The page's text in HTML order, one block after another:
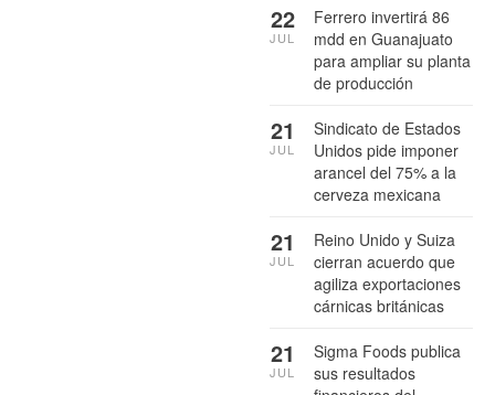
Ferrero invertirá 86
mdd en Guanajuato
para ampliar su planta
de producción
22
JUL
Sindicato de Estados
Unidos pide imponer
arancel del 75% a la
cerveza mexicana
21
JUL
Reino Unido y Suiza
cierran acuerdo que
agiliza exportaciones
cárnicas británicas
21
JUL
Sigma Foods publica
sus resultados
21
JUL